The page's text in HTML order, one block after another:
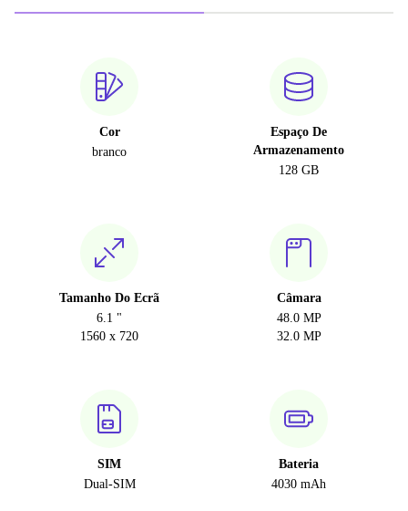
Cor
branco
Espaço De
Armazenamento
128 GB
Tamanho Do Ecrã
6.1 "
1560 x 720
Câmara
48.0 MP
32.0 MP
SIM
Dual-SIM
Bateria
4030 mAh